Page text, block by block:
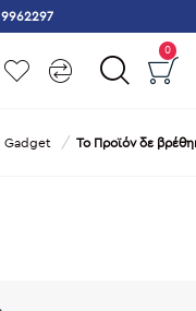
0
Gadget Το Προϊόν δε